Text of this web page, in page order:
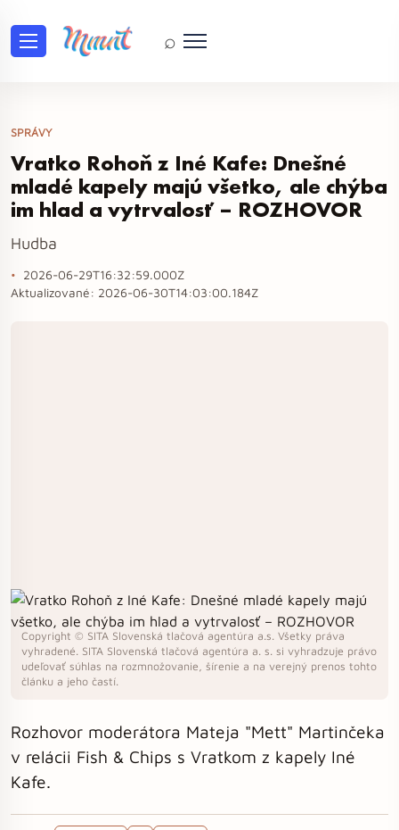
⌕
SPRÁVY
Vratko Rohoň z Iné Kafe: Dnešné
mladé kapely majú všetko, ale chýba
im hlad a vytrvalosť – ROZHOVOR
Hudba
2026-06-29T16:32:59.000Z
Aktualizované: 2026-06-30T14:03:00.184Z
Copyright © SITA Slovenská tlačová agentúra a.s. Všetky práva
vyhradené. SITA Slovenská tlačová agentúra a. s. si vyhradzuje právo
udeľovať súhlas na rozmnožovanie, šírenie a na verejný prenos tohto
článku a jeho častí.
Rozhovor moderátora Mateja "Mett" Martinčeka
v relácii Fish & Chips s Vratkom z kapely Iné
Kafe.